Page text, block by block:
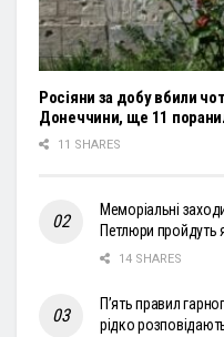
Росіяни за добу вбили
Донеччини, ще 11
11 SHARES
Меморіальні
Петлюри пройдуть
14 SHARES
П’ять правил
рідко